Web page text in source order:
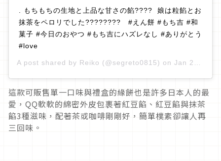
. もちもちの生地と上品な甘さの餡???? 娘は粒餡とお
抹茶をペロリでした???????? #えん餅 #もち吉 #和
菓子 #今日のおやつ #もち吉にハズレなし #ありがとう
#love
A post shared by Reiko (@segreto0815) on Jan 23, 2019 at 12:19am PST
這款可販售單一口味與禮盒的緣餅也是許多日本人的最
愛，QQ軟軟的綿密外皮包裹著紅豆餡、紅豆餡與抹茶
餡3種滋味，配著茶或咖啡剛剛好，簡單樸素卻讓人再
三回味。